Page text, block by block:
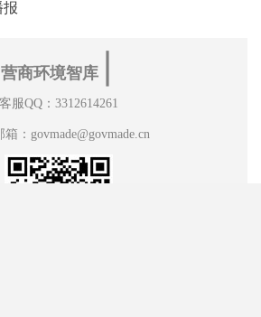
营商环境智库
客服QQ：3312614261
：govmade@govmade.cn